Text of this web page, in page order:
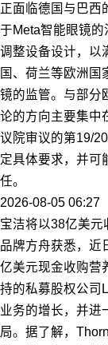
正面临德国与巴西
于Meta智能眼镜
调整设备设计，以
国、荷兰等欧洲国
镜的监管。与部分
论的方向主要集中
议院审议的第19/
定具体要求，并可
任。
2026-08-05 06:27
宝洁将以38亿美
品牌方舟获悉，近
亿美元现金收购营
持的私募股权公司
业务的增长，并进
局。据了解，